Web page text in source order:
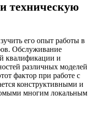
техническую
его опыт работы в
Обслуживание
квалификации и
различных моделей
фактор при работе с
конструктивными и
многим локальным